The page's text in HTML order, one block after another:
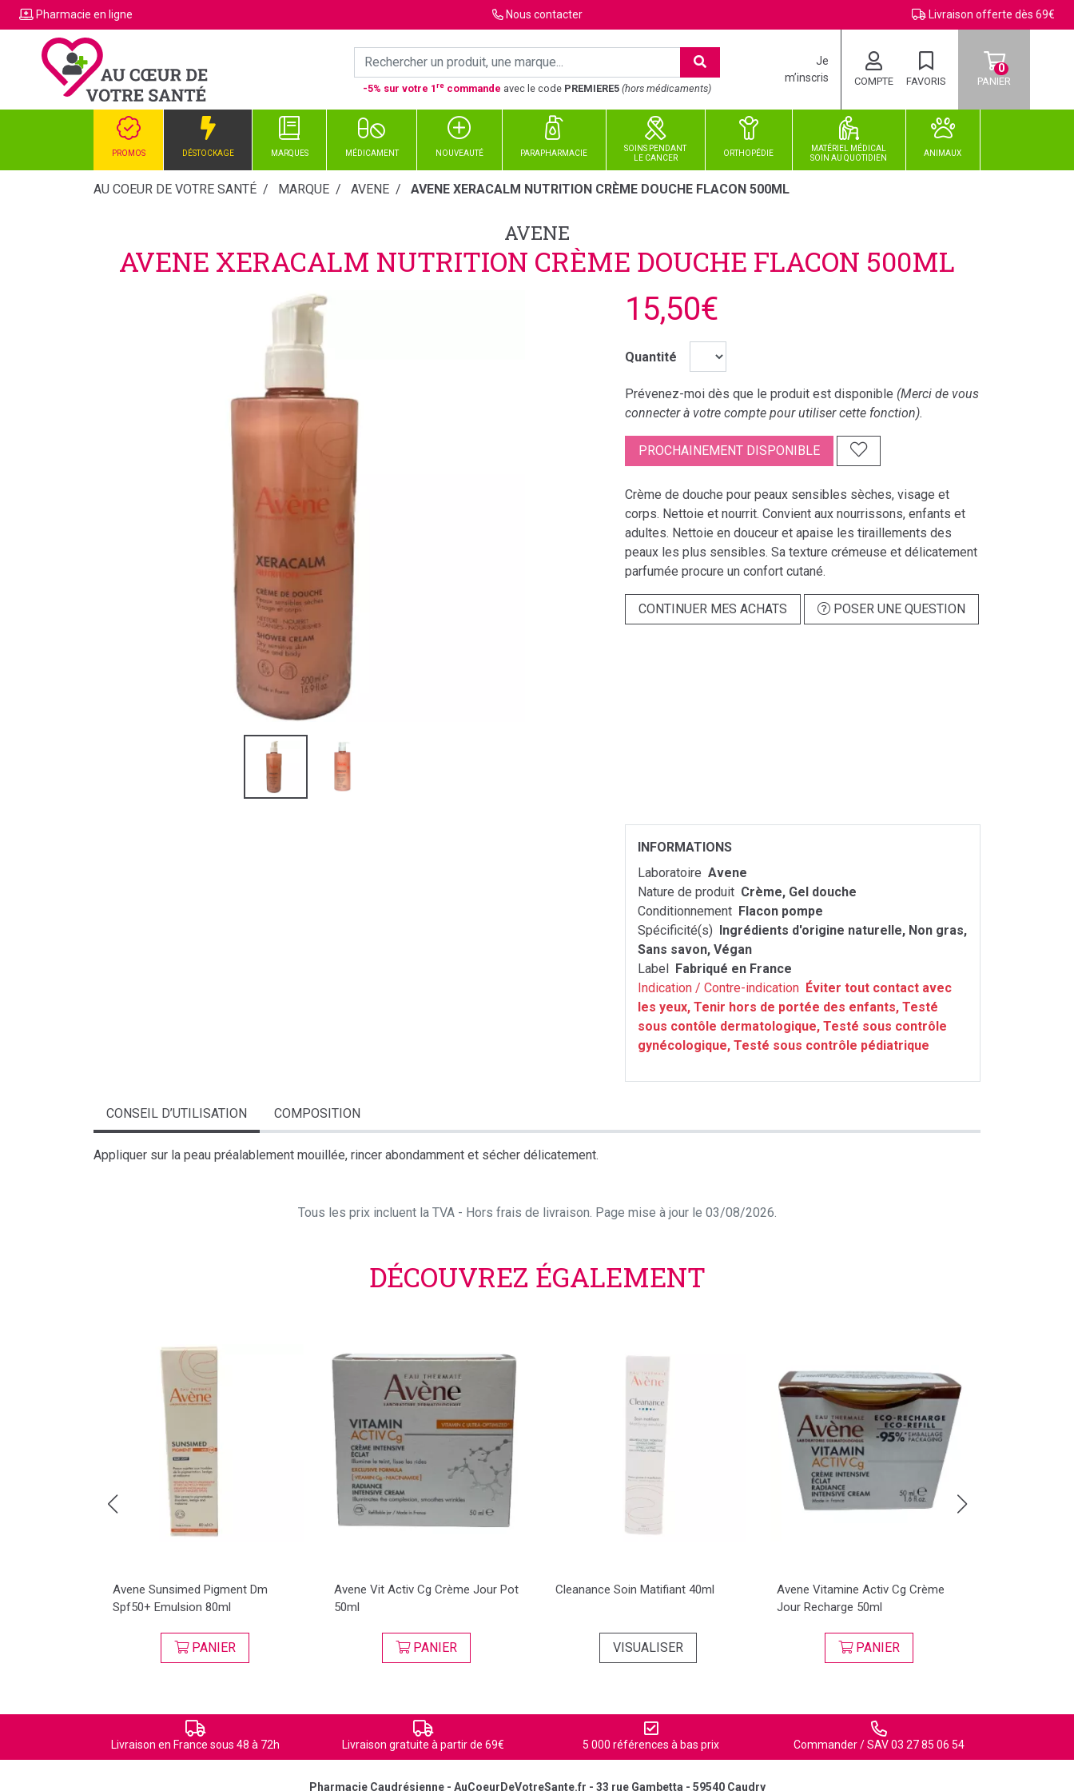
Pharmacie en ligne Nous contacter Livraison offerte dès 69€
-5% sur votre 1re commande avec le code PREMIERE5 (hors médicaments)
Je
m’inscris
COMPTE FAVORIS PANIER
0
PROMOS DÉSTOCKAGE MARQUES MÉDICAMENT NOUVEAUTÉ PARAPHARMACIE
SOINS PENDANT
LE CANCER
ORTHOPÉDIE
MATÉRIEL MÉDICAL
SOINAUQUOTIDIEN
ANIMAUX
AU COEUR DE VOTRE SANTÉ MARQUE AVENE AVENE XERACALM NUTRITION CRÈME DOUCHE FLACON 500ML
AVENE
AVENE XERACALM NUTRITION CRÈME DOUCHE FLACON 500ML
15,50€
Quantité
Prévenez-moi dès que le produit est disponible (Merci de vous
connecter à votre compte pour utiliser cette fonction).
PROCHAINEMENT DISPONIBLE
Crème de douche pour peaux sensibles sèches, visage et
corps. Nettoie et nourrit. Convient aux nourrissons, enfants et
adultes. Nettoie en douceur et apaise les tiraillements des
peaux les plus sensibles. Sa texture crémeuse et délicatement
parfumée procure un confort cutané.
CONTINUER MES ACHATS POSER UNE QUESTION
INFORMATIONS
Laboratoire Avene
Nature de produit Crème, Gel douche
Conditionnement Flacon pompe
Spécificité(s) Ingrédients d'origine naturelle, Non gras,
Sans savon, Végan
Label Fabriqué en France
Indication / Contre-indication Éviter tout contact avec
les yeux, Tenir hors de portée des enfants, Testé
sous contôle dermatologique, Testé sous contrôle
gynécologique, Testé sous contrôle pédiatrique
CONSEIL D’UTILISATION COMPOSITION
Appliquer sur la peau préalablement mouillée, rincer abondamment et sécher délicatement.
Tous les prix incluent la TVA - Hors frais de livraison. Page mise à jour le 03/08/2026.
DÉCOUVREZ ÉGALEMENT
Avene Sunsimed Pigment Dm
Spf50+ Emulsion 80ml
PANIER
Avene Vit Activ Cg Crème Jour Pot
50ml
PANIER
Cleanance Soin Matifiant 40ml
VISUALISER
Avene Vitamine Activ Cg Crème
Jour Recharge 50ml
PANIER
Livraison en France sous 48 à 72h Livraison gratuite à partir de 69€ 5 000 références à bas prix Commander / SAV 03 27 85 06 54
Pharmacie Caudrésienne - AuCoeurDeVotreSante.fr - 33 rue Gambetta - 59540 Caudry